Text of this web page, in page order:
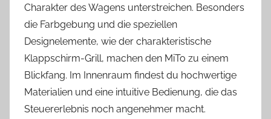
Charakter des Wagens unterstreichen. Besonders
die Farbgebung und die speziellen
Designelemente, wie der charakteristische
Klappschirm-Grill, machen den MiTo zu einem
Blickfang. Im Innenraum findest du hochwertige
Materialien und eine intuitive Bedienung, die das
Steuererlebnis noch angenehmer macht.